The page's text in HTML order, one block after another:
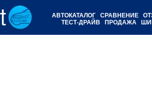
АВТОКАТАЛОГ СРАВНЕНИЕ
ТЕСТ-ДРАЙВ
ПРОДАЖА